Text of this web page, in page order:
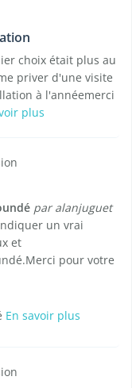
choix était plus au
priver d'une visite
à l'annéemerci
plus
par alanjuguet
un vrai
et
pour votre
En savoir plus